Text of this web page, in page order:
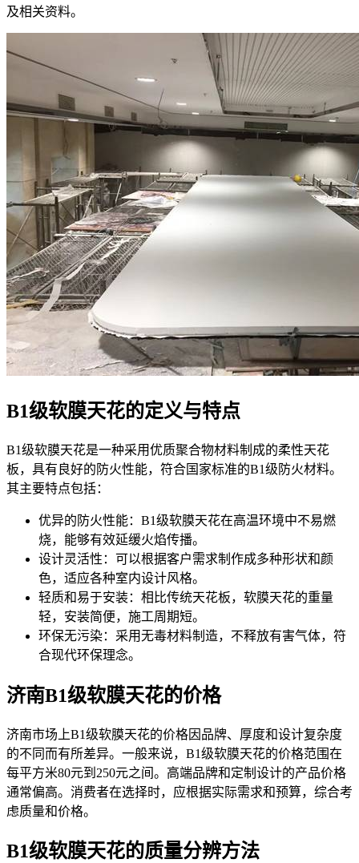
及相关资料。
B1级软膜天花的定义与特点
B1级软膜天花是一种采用优质聚合物材料制成的柔性天花
板，具有良好的防火性能，符合国家标准的B1级防火材料。
其主要特点包括：
优异的防火性能：B1级软膜天花在高温环境中不易燃
烧，能够有效延缓火焰传播。
设计灵活性：可以根据客户需求制作成多种形状和颜
色，适应各种室内设计风格。
轻质和易于安装：相比传统天花板，软膜天花的重量
轻，安装简便，施工周期短。
环保无污染：采用无毒材料制造，不释放有害气体，符
合现代环保理念。
济南B1级软膜天花的价格
济南市场上B1级软膜天花的价格因品牌、厚度和设计复杂度
的不同而有所差异。一般来说，B1级软膜天花的价格范围在
每平方米80元到250元之间。高端品牌和定制设计的产品价格
通常偏高。消费者在选择时，应根据实际需求和预算，综合考
虑质量和价格。
B1级软膜天花的质量分辨方法